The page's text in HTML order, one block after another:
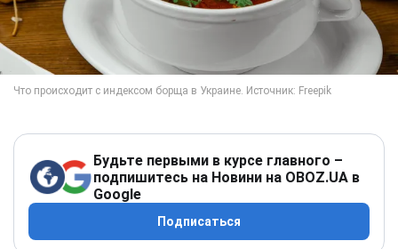
Будьте первыми в курсе главного –
подпишитесь на Новини на OBOZ.UA в
Google
Подписаться